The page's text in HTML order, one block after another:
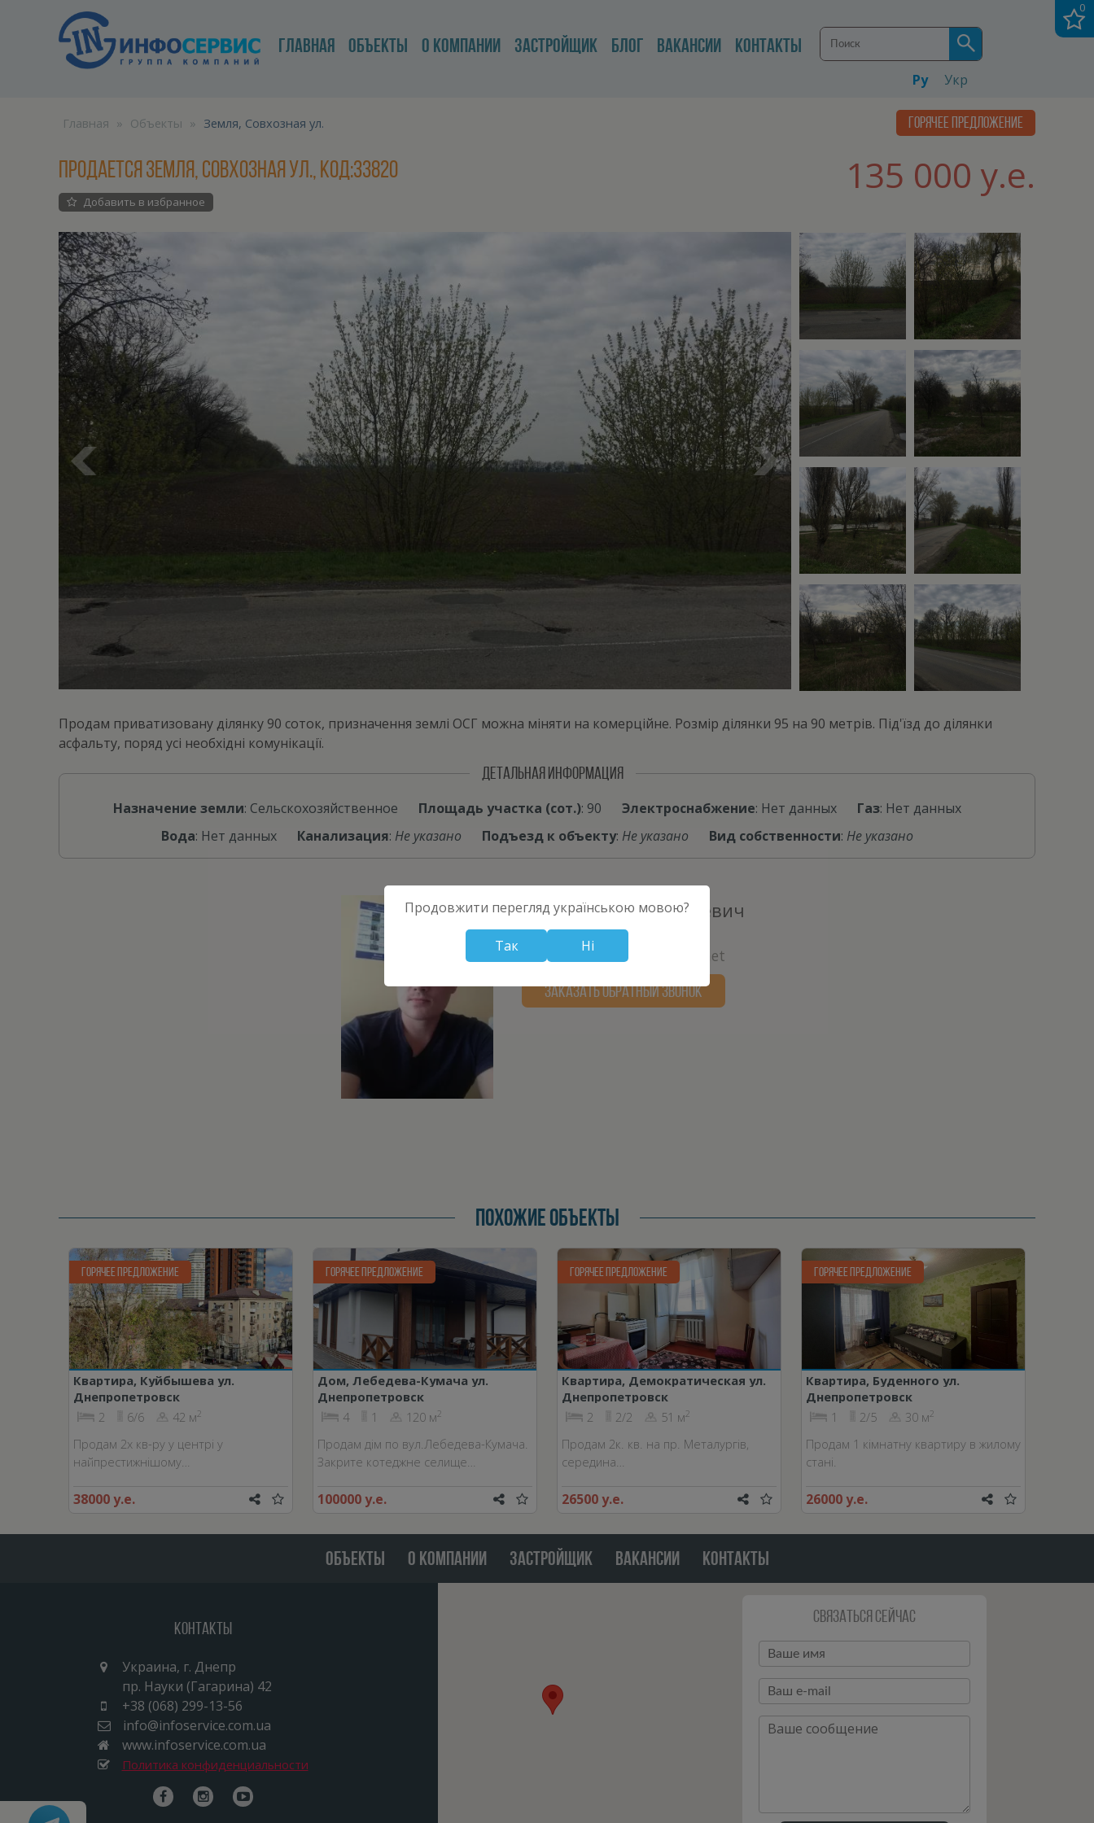
ГЛАВНАЯ ОБЪЕКТЫ О КОМПАНИИ ЗАСТРОЙЩИК БЛОГ ВАКАНСИИ КОНТАКТЫ
Ру Укр
Главная » Объекты » Земля, Совхозная ул. ГОРЯЧЕЕ ПРЕДЛОЖЕНИЕ
Продается Земля, Совхозная ул., код:33820 135 000 у.е.
Добавить в избранное
Продам приватизовану ділянку 90 соток, призначення землі ОСГ можна міняти на комерційне. Розмір ділянки 95 на 90 метрів. Під'їзд до ділянки
асфальту, поряд усі необхідні комунікації.
ДЕТАЛЬНАЯ ИНФОРМАЦИЯ
Назначение земли: Сельскохозяйственное Площадь участка (сот.): 90 Электроснабжение: Нет данных Газ: Нет данных
Вода: Нет данных Канализация: Не указано Подъезд к объекту: Не указано Вид собственности: Не указано
Максимов Денис Сергеевич
+380675645200
maxiden12345678@ukr.net
ЗАКАЗАТЬ ОБРАТНЫЙ ЗВОНОК
ПОХОЖИЕ ОБЪЕКТЫ
ГОРЯЧЕЕ ПРЕДЛОЖЕНИЕ
Квартира, Куйбышева ул.
Днепропетровск
2
6/6 42 м2
Продам 2х кв-ру у центрі у
найпрестижнішому…
38000 у.е.
ГОРЯЧЕЕ ПРЕДЛОЖЕНИЕ
Дом, Лебедева-Кумача ул.
Днепропетровск
4
1 120 м2
Продам дім по вул.Лебедева-Кумача.
Закрите котеджне селище…
100000 у.е.
ГОРЯЧЕЕ ПРЕДЛОЖЕНИЕ
Квартира, Демократическая ул.
Днепропетровск
2
2/2 51 м2
Продам 2к. кв. на пр. Металургів,
середина…
26500 у.е.
ГОРЯЧЕЕ ПРЕДЛОЖЕНИЕ
Квартира, Буденного ул.
Днепропетровск
1
2/5 30 м2
Продам 1 кімнатну квартиру в жилому
стані.
26000 у.е.
ОБЪЕКТЫ О КОМПАНИИ ЗАСТРОЙЩИК ВАКАНСИИ КОНТАКТЫ
Контакты
Украина, г. Днепр
пр. Науки (Гагарина) 42
+38 (068) 299-13-56
info@infoservice.com.ua
www.infoservice.com.ua
Политика конфиденциальности
Связаться сейчас
Продовжити перегляд українською мовою?
Так Ні
0